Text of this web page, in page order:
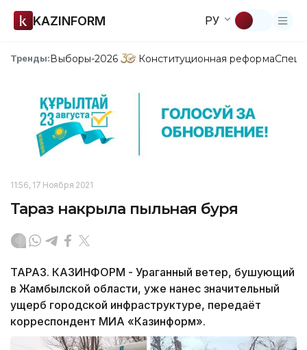
KAZINFORM РУ
Тренды:Выборы-2026 Конституционная реформа
11:56, 17 Ноября 2021
Тараз накрыла пыльная буря
ТАРАЗ. КАЗИНФОРМ - Ураганный ветер, бушующий
в Жамбылской области, уже нанес значительный
ущерб городской инфраструктуре, передаёт
корреспондент МИА «Казинформ».